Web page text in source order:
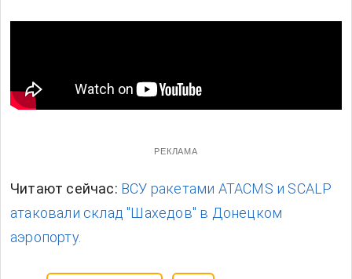
РЕКЛАМА
Читают сейчас: ВСУ ракетами ATACMS и SCALP
атаковали склад "Шахедов" в Донецком
аэропорту.